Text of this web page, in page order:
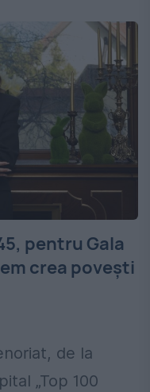
pentru Gala
crea povești
de la
„Top 100